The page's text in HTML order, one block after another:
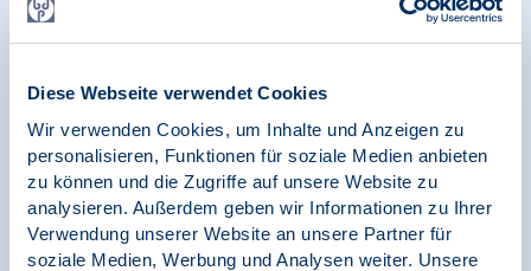
Diese Webseite verwendet Cookies
Wir verwenden Cookies, um Inhalte und Anzeigen zu
personalisieren, Funktionen für soziale Medien anbieten
zu können und die Zugriffe auf unsere Website zu
analysieren. Außerdem geben wir Informationen zu Ihrer
Verwendung unserer Website an unsere Partner für
soziale Medien, Werbung und Analysen weiter. Unsere
Online | Psychologie in die Schulen | SK
3. Psychologisches Quartett: Mehr
Psychologie in Schulen - psychische
Gesundheit und Wohlbefinden in Krisenzeiten